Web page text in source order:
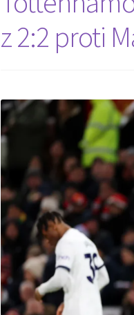
z 2:2 proti